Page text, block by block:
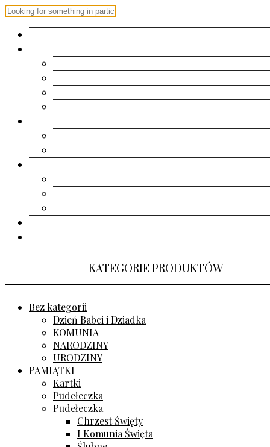
KATEGORIE PRODUKTÓW
Bez kategorii
Dzień Babci i Dziadka
KOMUNIA
NARODZINY
URODZINY
PAMIĄTKI
Kartki
Pudełeczka
Pudełeczka
Chrzest Święty
I Komunia Święta